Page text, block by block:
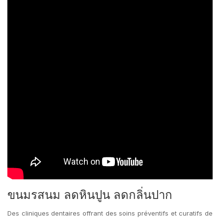
ขนมรสนม ลดหินปูน ลดกลิ่นปาก
Des cliniques dentaires offrant des soins préventifs et curatifs de